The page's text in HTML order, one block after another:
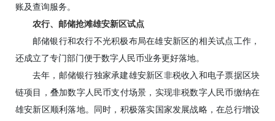
账及查询服务。
农行、邮储抢滩雄安新区试点
邮储银行和农行不光积极布局在雄安新区的相关试点工作，
还成立了专门部门便于数字人民币业务更好落地。
去年，邮储银行独家承建雄安新区非税收入和电子票据区块
链项目，叠加数字人民币支付场景，实现非税数字人民币缴纳在
雄安新区顺利落地。同时，积极落实国家发展战略，在总行增设